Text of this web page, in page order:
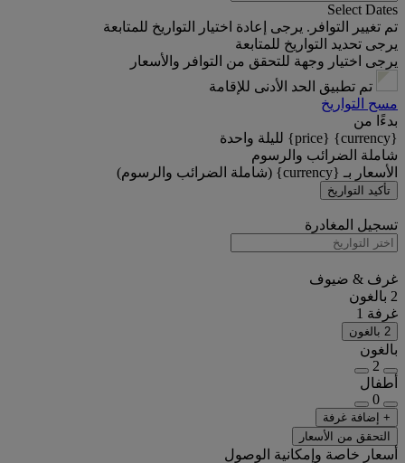
Select Dates
تم تغيير التوافر. يرجى إعادة اختيار التواريخ للمتابعة
يرجى تحديد التواريخ للمتابعة
يرجى اختيار وجهة للتحقق من التوافر والأسعار
تم تطبيق الحد الأدنى للإقامة
مسح التواريخ
بدءًا من
{currency} {price} لليلة واحدة
شاملة الضرائب والرسوم
الأسعار بـ {currency} (شاملة الضرائب والرسوم)
تأكيد التواريخ
تسجيل المغادرة
غرف & ضيوف
2 بالغون
غرفة 1
2 بالغون
بالغون
2
أطفال
0
+ إضافة غرفة
التحقق من الأسعار
أسعار خاصة وإمكانية الوصول